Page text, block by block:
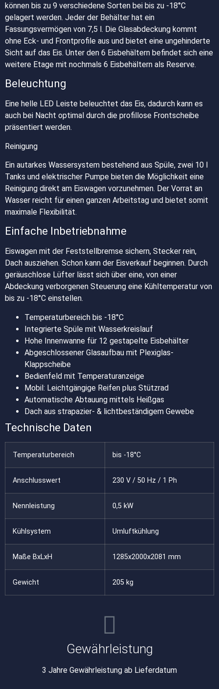
können bis zu 9 verschiedene Sorten bei bis zu -18°C
gelagert werden. Jeder der Behälter hat ein
Fassungsvermögen von 7,5 l. Die Glasabdeckung kommt
ohne Eck- und Frontprofile aus und bietet eine ungehinderte
Sicht auf das Eis. Unter den 6 Eisbehältern befindet sich eine
weitere Etage mit nochmals 6 Eisbehältern als Reserve.
Beleuchtung
Eine helle LED Leiste beleuchtet das Eis, dadurch kann es
auch bei Nacht optimal durch die profillose Frontscheibe
präsentiert werden.
Reinigung
Ein autarkes Wassersystem bestehend aus Spüle, zwei 10 l
Tanks und elektrischer Pumpe bieten die Möglichkeit eine
Reinigung direkt am Eiswagen vorzunehmen. Der Vorrat an
Wasser reicht für einen ganzen Arbeitstag und bietet somit
maximale Flexibilität.
Einfache Inbetriebnahme
Eiswagen mit der Feststellbremse sichern, Stecker rein,
Dach ausziehen. Schon kann der Eisverkauf beginnen. Durch
geräuschlose Lüfter lässt sich über eine, von einer
Abdeckung verborgenen Steuerung eine Kühltemperatur von
bis zu -18°C einstellen.
Temperaturbereich bis -18°C
Integrierte Spüle mit Wasserkreislauf
Hohe Innenwanne für 12 gestapelte Eisbehälter
Abgeschlossener Glasaufbau mit Plexiglas-
Klappscheibe
Bedienfeld mit Temperaturanzeige
Mobil: Leichtgängige Reifen plus Stützrad
Automatische Abtauung mittels Heißgas
Dach aus strapazier- & lichtbeständigem Gewebe
Technische Daten
Temperaturbereich bis -18°C
Anschlusswert 230 V / 50 Hz / 1 Ph
Nennleistung 0,5 kW
Kühlsystem Umluftkühlung
Maße BxLxH 1285x2000x2081 mm
Gewicht 205 kg
Gewährleistung
3 Jahre Gewährleistung ab Lieferdatum